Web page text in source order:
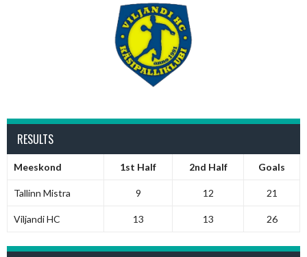
RESULTS
Meeskond 1st Half 2nd Half Goals
Tallinn Mistra 9 12 21
Viljandi HC 13 13 26